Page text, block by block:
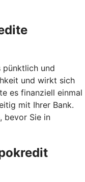
pünktlich und
und wirkt sich
es finanziell einmal
mit Ihrer Bank.
bevor Sie in